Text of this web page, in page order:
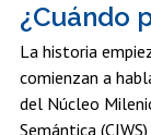
¿Cuándo
La historia
comienzan a
del Núcleo
Semántica